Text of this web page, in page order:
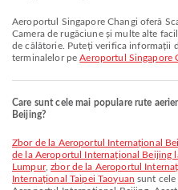
Aeroportul Singapore Changi oferă Scaun cu rotile, Zona de așteptare,
Camera de rugăciune și multe alte
de călătorie. Puteți verifica informații
terminalelor peAeroportul Singapore
Care sunt cele mai populare rute
Beijing?
zbor de la Aeroportul Internațional
de la Aeroportul Internațional Beijing
Lumpur,zbor de la Aeroportul
Internațional Taipei Taoyuan sunt